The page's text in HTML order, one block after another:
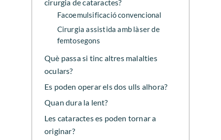
cirurgia de cataractes?
Facoemulsificació convencional
Cirurgia assistida amb làser de
femtosegons
Què passa si tinc altres malalties
oculars?
Es poden operar els dos ulls alhora?
Quan dura la lent?
Les cataractes es poden tornar a
originar?